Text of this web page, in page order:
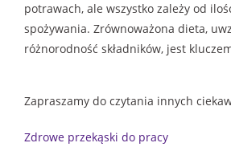
potrawach, ale wszystko zależy od
spożywania. Zrównoważona dieta,
różnorodność składników, jest
Zapraszamy do czytania innych
Zdrowe przekąski do pracy